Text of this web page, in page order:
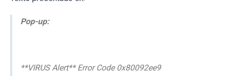
Pop-up:
**VIRUS Alert** Error Code 0x80092ee9